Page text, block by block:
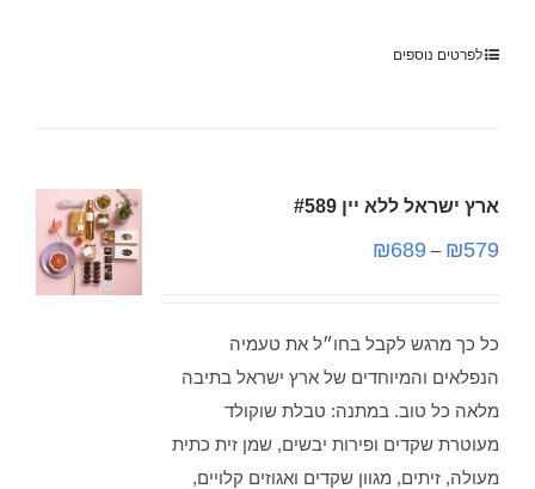
לפרטים נוספים
ארץ ישראל ללא יין #589
₪579
–
₪689
כל כך מרגש לקבל בחו״ל את טעמיה
הנפלאים והמיוחדים של ארץ ישראל בתיבה
מלאה כל טוב. במתנה: טבלת שוקולד
מעוטרת שקדים ופירות יבשים, שמן זית כתית
מעולה, זיתים, מגוון שקדים ואגוזים קלויים,